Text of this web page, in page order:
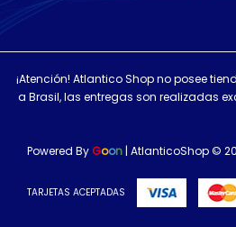
¡Atención! Atlantico Shop no posee
a Brasil, las entregas son realizadas
Powered By Goon | AtlanticoShop ©
TARJETAS ACEPTADAS